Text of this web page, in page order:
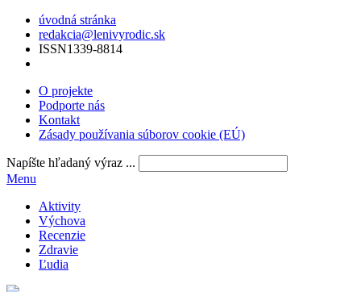
úvodná stránka
redakcia@lenivyrodic.sk
ISSN1339-8814
O projekte
Podporte nás
Kontakt
Zásady používania súborov cookie (EÚ)
Napíšte hľadaný výraz ...
Menu
Aktivity
Výchova
Recenzie
Zdravie
Ľudia